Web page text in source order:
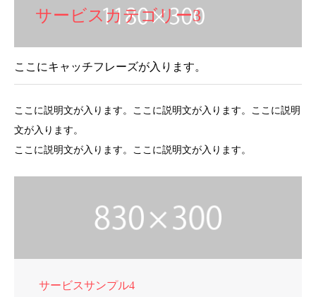
サービスカテゴリー3
ここにキャッチフレーズが入ります。
ここに説明文が入ります。ここに説明文が入ります。ここに説明
文が入ります。
ここに説明文が入ります。ここに説明文が入ります。
サービスサンプル4